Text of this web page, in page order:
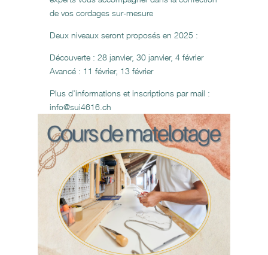
de vos cordages sur-mesure
Deux niveaux seront proposés en 2025 :
Découverte : 28 janvier, 30 janvier, 4 février
Avancé : 11 février, 13 février
Plus d’informations et inscriptions par mail :
info@sui4616.ch